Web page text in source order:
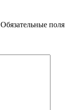
Обязательные поля